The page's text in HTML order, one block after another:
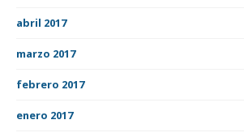
abril 2017
marzo 2017
febrero 2017
enero 2017